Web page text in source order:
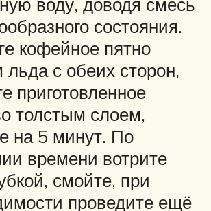
состояния.
кофейное пятно
льда с обеих сторон,
приготовленное
толстым слоем,
на 5 минут. По
времени вотрите
смойте, при
проведите ещё